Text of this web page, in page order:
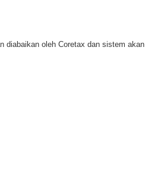
diabaikan oleh Coretax dan sistem akan